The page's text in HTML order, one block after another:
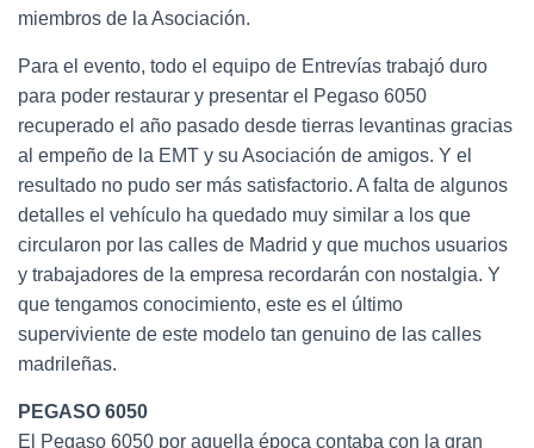
miembros de la Asociación.
Para el evento, todo el equipo de Entrevías trabajó duro
para poder restaurar y presentar el Pegaso 6050
recuperado el año pasado desde tierras levantinas gracias
al empeño de la EMT y su Asociación de amigos. Y el
resultado no pudo ser más satisfactorio. A falta de algunos
detalles el vehículo ha quedado muy similar a los que
circularon por las calles de Madrid y que muchos usuarios
y trabajadores de la empresa recordarán con nostalgia. Y
que tengamos conocimiento, este es el último
superviviente de este modelo tan genuino de las calles
madrileñas.
PEGASO 6050
El Pegaso 6050 por aquella época contaba con la gran